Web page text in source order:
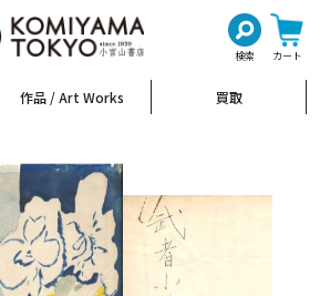
検索 カート
作品 / Art Works 買取